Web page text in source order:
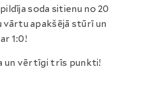
soda sitienu no 20
apakšējā stūrī un
1:0!
un vērtīgi trīs punkti!